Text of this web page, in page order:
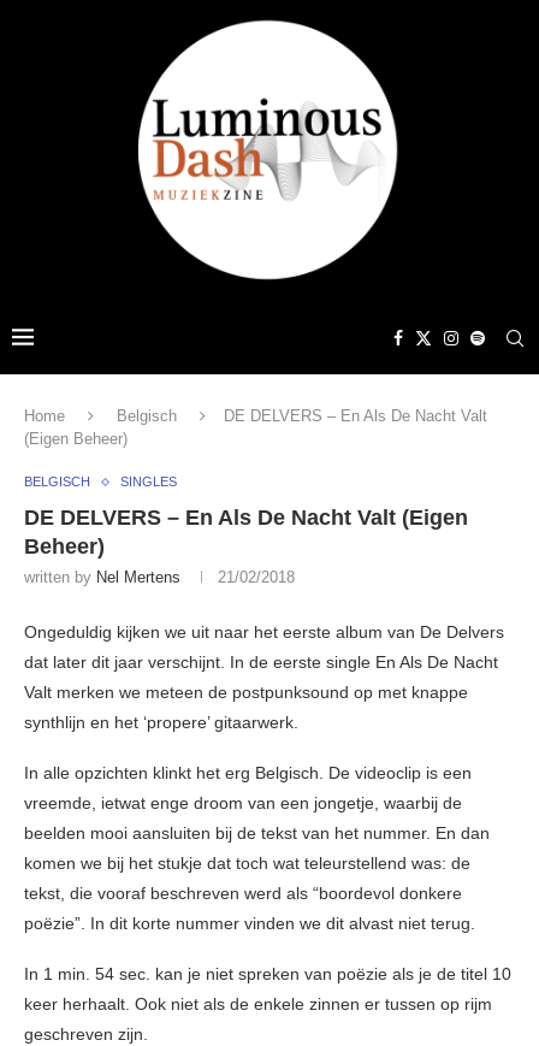
Home Belgisch
DE DELVERS – En Als De Nacht Valt
(Eigen Beheer)
BELGISCH SINGLES
DE DELVERS – En Als De Nacht Valt (Eigen
Beheer)
written by Nel Mertens 21/02/2018
Ongeduldig kijken we uit naar het eerste album van De Delvers
dat later dit jaar verschijnt. In de eerste single En Als De Nacht
Valt merken we meteen de postpunksound op met knappe
synthlijn en het ‘propere’ gitaarwerk.
In alle opzichten klinkt het erg Belgisch. De videoclip is een
vreemde, ietwat enge droom van een jongetje, waarbij de
beelden mooi aansluiten bij de tekst van het nummer. En dan
komen we bij het stukje dat toch wat teleurstellend was: de
tekst, die vooraf beschreven werd als “boordevol donkere
poëzie”. In dit korte nummer vinden we dit alvast niet terug.
In 1 min. 54 sec. kan je niet spreken van poëzie als je de titel 10
keer herhaalt. Ook niet als de enkele zinnen er tussen op rijm
geschreven zijn.